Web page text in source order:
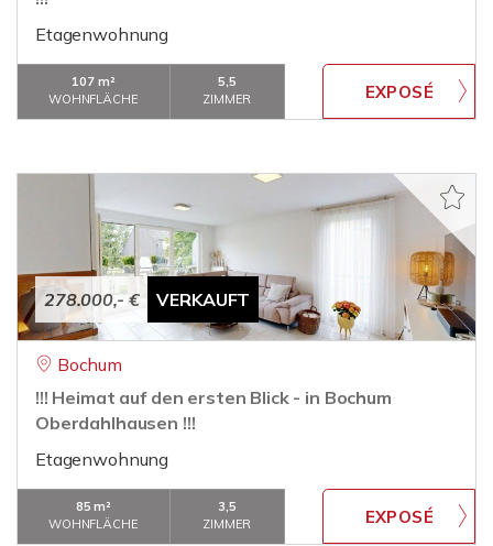
Etagenwohnung
107 m²
WOHNFLÄCHE
5,5
ZIMMER
278.000,- € VERKAUFT
Bochum
!!! Heimat auf den ersten Blick - in Bochum
Oberdahlhausen !!!
Etagenwohnung
85 m²
WOHNFLÄCHE
3,5
ZIMMER